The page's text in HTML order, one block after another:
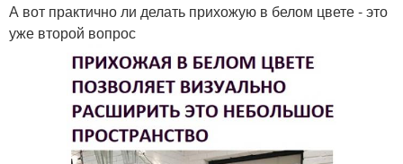
А вот практично ли делать прихожую в белом цвете - это
уже второй вопрос